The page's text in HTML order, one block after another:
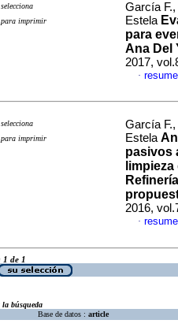
selecciona
para imprimir
García
Estela
para
Ana Del
2017,
·
selecciona
para imprimir
García
Estela
pasivos
limpieza
Refinería
2016,
·
1 de 1
búsqueda
Base de datos : article